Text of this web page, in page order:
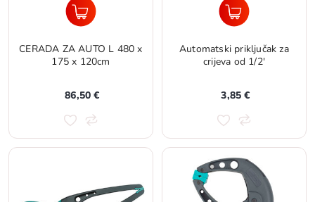
CERADA ZA AUTO L 480 x
175 x 120cm
86,50 €
Automatski priključak za
crijeva od 1/2'
3,85 €